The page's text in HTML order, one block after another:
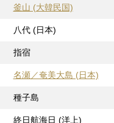
釜山 (大韓民国)
八代 (日本)
指宿
名瀬／奄美大島 (日本)
種子島
終日航海日 (洋上)